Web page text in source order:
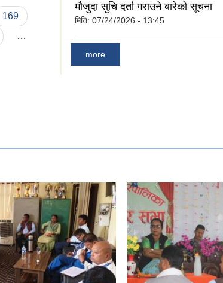
169
…
मौजुदा सुचि दर्ता गराउने बारेको सूचना
मिति: 07/24/2026 - 13:45
more